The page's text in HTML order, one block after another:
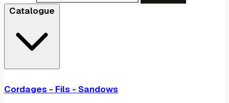
Catalogue
Cordages - Fils - Sandows